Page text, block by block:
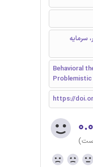
سرمایه
Behavioral
https://
۰.۰